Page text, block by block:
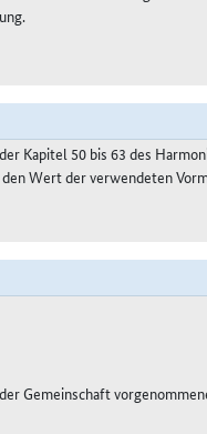
Kapitel 50 bis 63 des
Wert der verwendeten
Gemeinschaft